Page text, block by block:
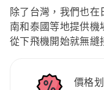
除了台灣，我們也
南和泰國等地提供
從下飛機開始就無縫
價格